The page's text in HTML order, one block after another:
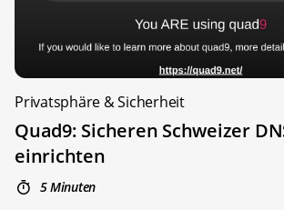
Privatsphäre & Sicherheit
Quad9: Sicheren Schweizer
einrichten
5 Minuten